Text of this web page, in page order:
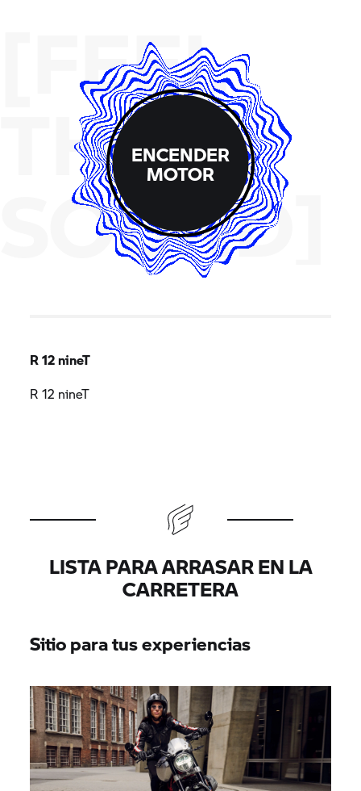
[FEEL
THE
SOUND]
ENCENDER
MOTOR
R 12 nineT
R 12 nineT
LISTA PARA ARRASAR EN LA
CARRETERA
Sitio para tus experiencias